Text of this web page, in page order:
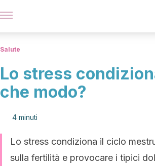
Salute
Lo stress
che modo?
4 minuti
Lo stress condiziona il ciclo
sulla fertilità e provocare i tipici